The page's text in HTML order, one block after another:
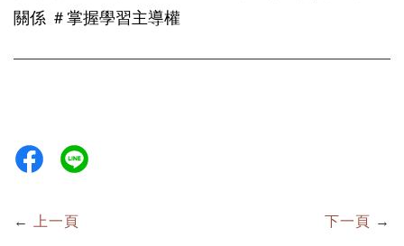
關係 ＃掌握學習主導權
← 上一頁 下一頁 →